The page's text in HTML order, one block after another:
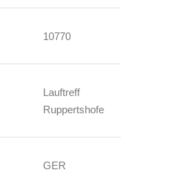
10770
Lauftreff
Ruppertshofe
GER